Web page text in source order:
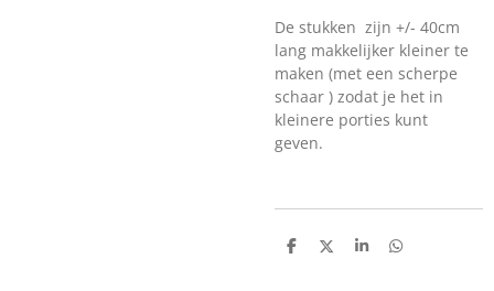
De stukken zijn +/- 40cm
lang makkelijker kleiner te
maken (met een scherpe
schaar ) zodat je het in
kleinere porties kunt
geven.
D
D
S
D